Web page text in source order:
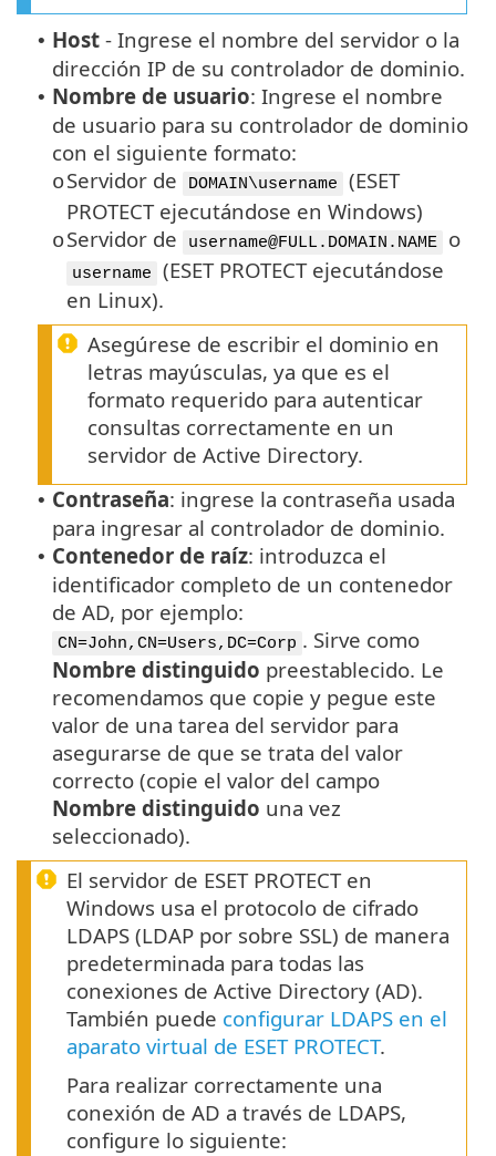
• Host - Ingrese el nombre del servidor o la
dirección IP de su controlador de dominio.
• Nombre de usuario: Ingrese el nombre
de usuario para su controlador de dominio
con el siguiente formato:
oServidor de DOMAIN\username
(ESET
PROTECT ejecutándose en Windows)
oServidor de username@FULL.DOMAIN.NAME o
username
(ESET PROTECT ejecutándose
en Linux).
Asegúrese de escribir el dominio en
letras mayúsculas, ya que es el
formato requerido para autenticar
consultas correctamente en un
servidor de Active Directory.
• Contraseña: ingrese la contraseña usada
para ingresar al controlador de dominio.
• Contenedor de raíz: introduzca el
identificador completo de un contenedor
de AD, por ejemplo:
CN=John,CN=Users,DC=Corp . Sirve como
Nombre distinguido preestablecido. Le
recomendamos que copie y pegue este
valor de una tarea del servidor para
asegurarse de que se trata del valor
correcto (copie el valor del campo
Nombre distinguido una vez
seleccionado).
El servidor de ESET PROTECT en
Windows usa el protocolo de cifrado
LDAPS (LDAP por sobre SSL) de manera
predeterminada para todas las
conexiones de Active Directory (AD).
También puede configurar LDAPS en el
aparato virtual de ESET PROTECT.
Para realizar correctamente una
conexión de AD a través de LDAPS,
configure lo siguiente: